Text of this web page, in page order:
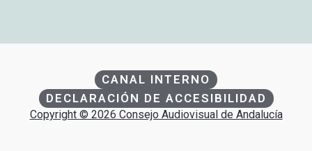
CANAL INTERNO
DECLARACIÓN DE ACCESIBILIDAD
Copyright © 2026 Consejo Audiovisual de Andalucía